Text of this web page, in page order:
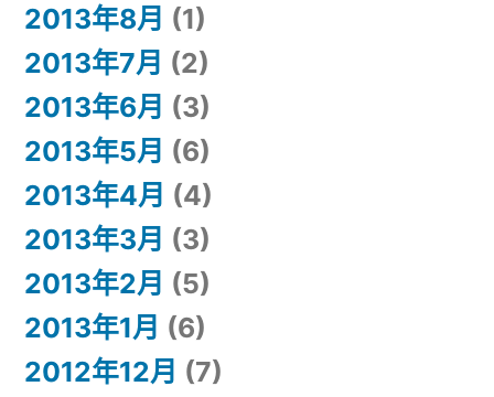
2013年8月 (1)
2013年7月 (2)
2013年6月 (3)
2013年5月 (6)
2013年4月 (4)
2013年3月 (3)
2013年2月 (5)
2013年1月 (6)
2012年12月 (7)